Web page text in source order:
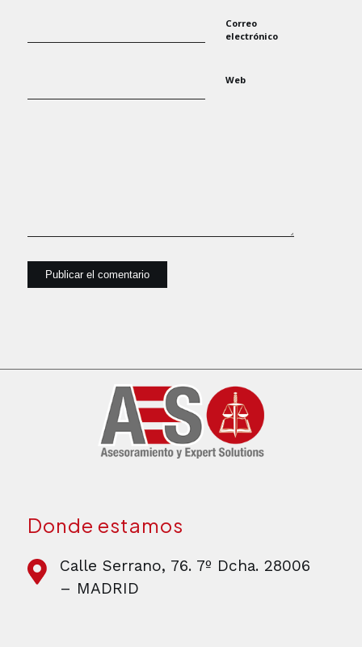
Correo
electrónico
Web
Donde estamos
Calle Serrano, 76. 7º Dcha. 28006
– MADRID